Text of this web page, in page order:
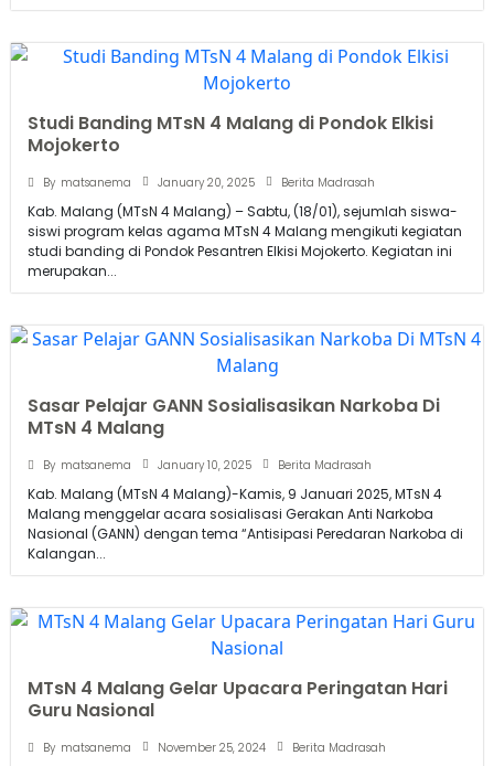
Studi Banding MTsN 4 Malang di Pondok Elkisi
Mojokerto
By matsanema January 20, 2025 Berita Madrasah
Kab. Malang (MTsN 4 Malang) – Sabtu, (18/01), sejumlah siswa-
siswi program kelas agama MTsN 4 Malang mengikuti kegiatan
studi banding di Pondok Pesantren Elkisi Mojokerto. Kegiatan ini
merupakan...
Sasar Pelajar GANN Sosialisasikan Narkoba Di
MTsN 4 Malang
By matsanema January 10, 2025 Berita Madrasah
Kab. Malang (MTsN 4 Malang)-Kamis, 9 Januari 2025, MTsN 4
Malang menggelar acara sosialisasi Gerakan Anti Narkoba
Nasional (GANN) dengan tema “Antisipasi Peredaran Narkoba di
Kalangan...
MTsN 4 Malang Gelar Upacara Peringatan Hari
Guru Nasional
By matsanema November 25, 2024 Berita Madrasah